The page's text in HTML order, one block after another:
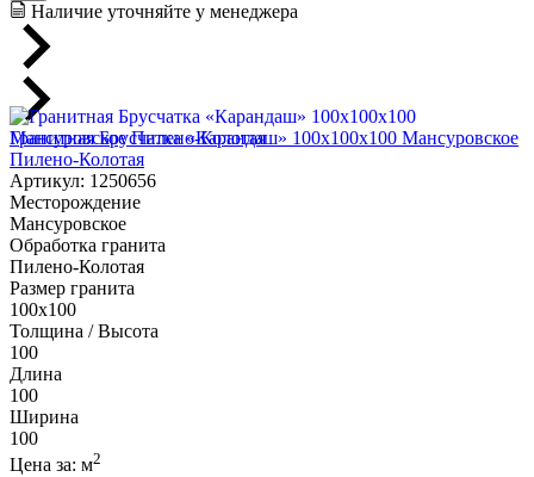
Наличие уточняйте у менеджера
Гранитная Брусчатка «Карандаш» 100х100x100 Мансуровское
Пилено-Колотая
Артикул: 1250656
Месторождение
Мансуровское
Обработка гранита
Пилено-Колотая
Размер гранита
100х100
Толщина / Высота
100
Длина
100
Ширина
100
Цена за: м2